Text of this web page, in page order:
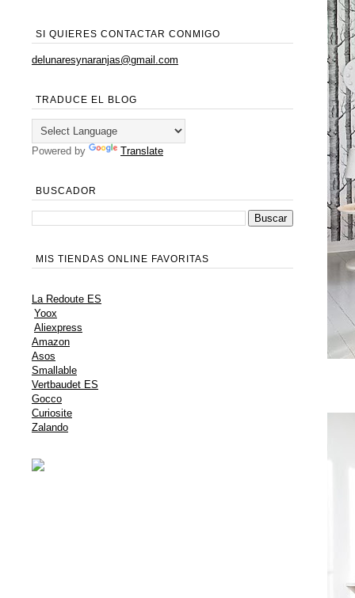
SI QUIERES CONTACTAR CONMIGO
delunaresynaranjas@gmail.com
TRADUCE EL BLOG
Powered by Translate
BUSCADOR
MIS TIENDAS ONLINE FAVORITAS
La Redoute ES
Yoox
Aliexpress
Amazon
Asos
Smallable
Vertbaudet ES
Gocco
Curiosite
Zalando